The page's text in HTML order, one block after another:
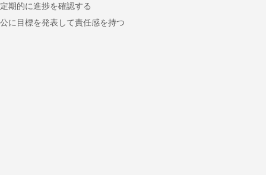
定期的に進捗を確認する
公に目標を発表して責任感を持つ